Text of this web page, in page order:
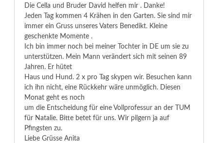
Die Cella und Bruder David helfen mir . Danke!
Jeden Tag kommen 4 Krähen in den Garten. Sie sind mir
immer ein Gruss unseres Vaters Benedikt. Kleine
geschenkte Momente .
Ich bin immer noch bei meiner Tochter in DE um sie zu
unterstützen. Mein Mann verändert sich mit seinen 89
Jahren. Er hütet
Haus und Hund. 2 x pro Tag skypen wir. Besuchen kann
ich ihn nicht, eine Rückkehr wäre unmöglich. Diesen
Monat geht es noch
um die Entscheidung für eine Vollprofessur an der TUM
für Natalie. Bitte betet für uns. Wir pilgern ja auf
Pfingsten zu.
Liebe Grüsse Anita